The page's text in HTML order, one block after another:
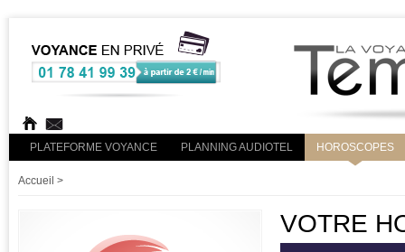
PLATEFORME VOYANCE PLANNING AUDIOTEL HOROSCOPES
Accueil >
VOTRE